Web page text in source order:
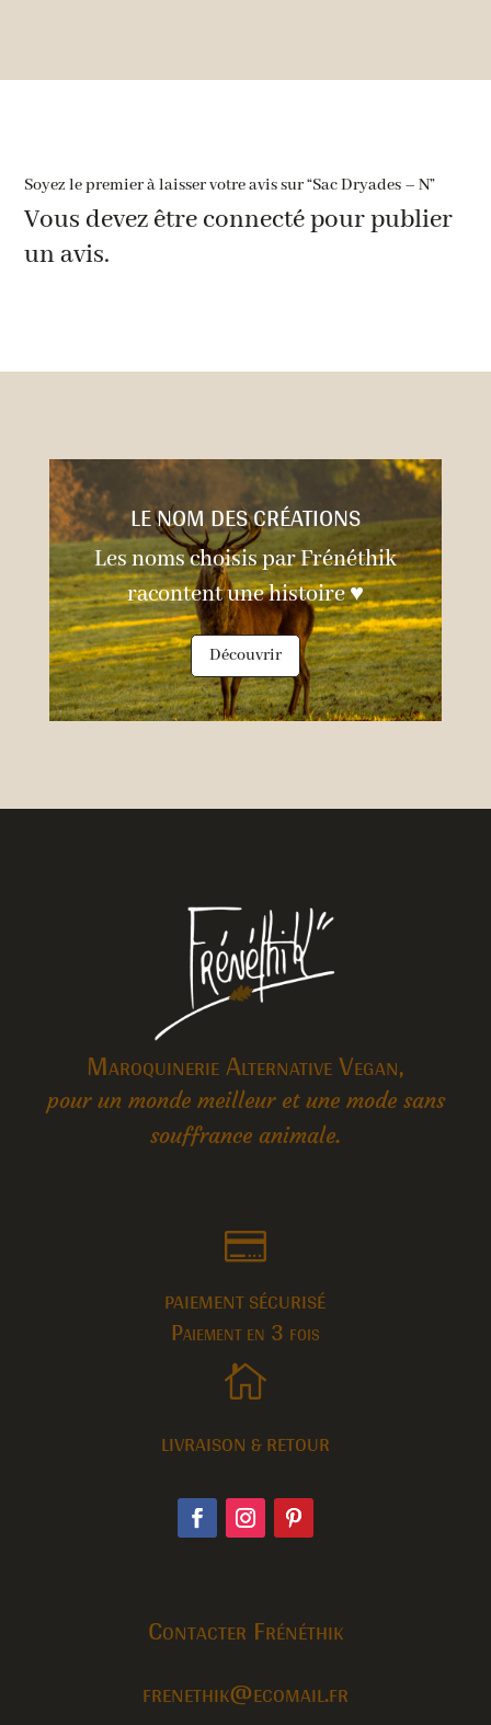
Soyez le premier à laisser votre avis sur “Sac Dryades – N”
Vous devez être connectépour publier
un avis.
LE NOM DES CRÉATIONS
Les noms choisis par Frénéthik
racontent une histoire ♥
Découvrir
Maroquinerie Alternative Vegan,
pour un monde meilleur et une mode sans
souffrance animale.

PAIEMENT SÉCURISÉ
Paiement en 3 fois

LIVRAISON & RETOUR
Contacter Frénéthik
frenethik@ecomail.fr